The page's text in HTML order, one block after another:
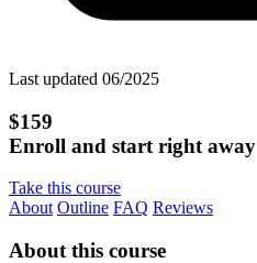
Last updated 06/2025
$159
Enroll and start right away
Take this course
About Outline FAQ Reviews
About this course